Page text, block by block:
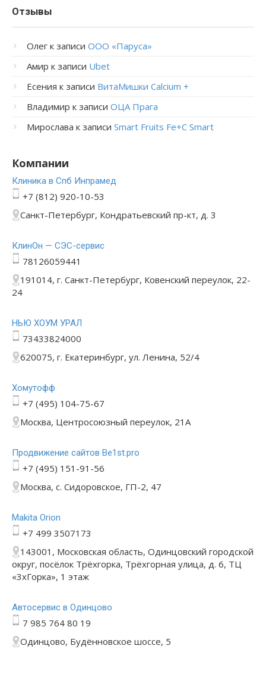
Отзывы
Олег к записи ООО «Паруса»
Амир к записи Ubet
Есения к записи ВитаМишки Calcium +
Владимир к записи ОЦА Прага
Мирослава к записи Smart Fruits Fe+C Smart
Компании
Клиника в Спб Инпрамед
+7 (812) 920-10-53
Санкт-Петербург, Кондратьевский пр-кт, д. 3
КлинОн — СЭС-сервис
78126059441
191014, г. Санкт-Петербург, Ковенский переулок, 22-
24
НЬЮ ХОУМ УРАЛ
73433824000
620075, г. Екатеринбург, ул. Ленина, 52/4
Хомутофф
+7 (495) 104-75-67
Москва, Центросоюзный переулок, 21А
Продвижение сайтов Be1st.pro
+7 (495) 151-91-56
Москва, с. Сидоровское, ГП-2, 47
Makita Orion
+7 499 3507173
143001, Московская область, Одинцовский городской
округ, посёлок Трёхгорка, Трёхгорная улица, д. 6, ТЦ
«3хГорка», 1 этаж
Автосервис в Одинцово
7 985 764 80 19
Одинцово, Будённовское шоссе, 5